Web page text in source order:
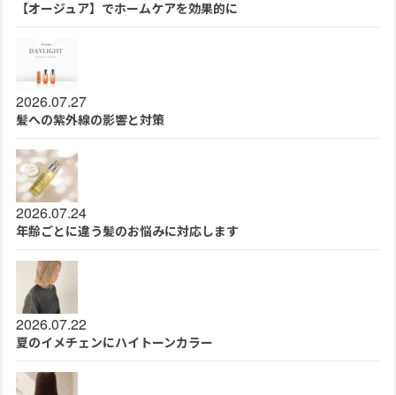
【オージュア】でホームケアを効果的に
2026.07.27
髪への紫外線の影響と対策
2026.07.24
年齢ごとに違う髪のお悩みに対応します
2026.07.22
夏のイメチェンにハイトーンカラー